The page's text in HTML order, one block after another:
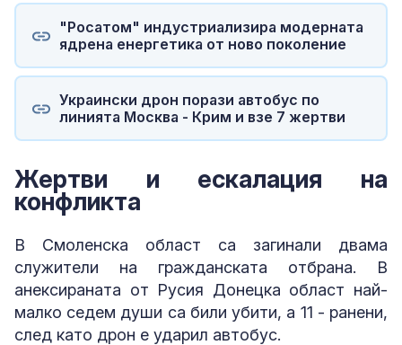
"Росатом" индустриализира модерната
ядрена енергетика от ново поколение
Украински дрон порази автобус по
линията Москва - Крим и взе 7 жертви
Жертви и ескалация на
конфликта
В Смоленска област са загинали двама
служители на гражданската отбрана. В
анексираната от Русия Донецка област най-
малко седем души са били убити, а 11 - ранени,
след като дрон е ударил автобус.